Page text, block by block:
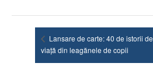
Lansare de carte: 40 de istorii de
viață din leagănele de copii